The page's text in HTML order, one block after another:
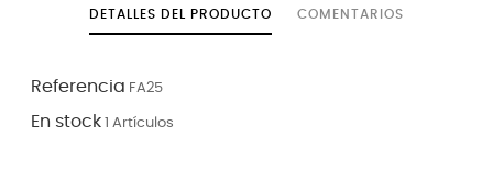
DETALLES DEL PRODUCTO COMENTARIOS
Referencia FA25
En stock 1 Artículos